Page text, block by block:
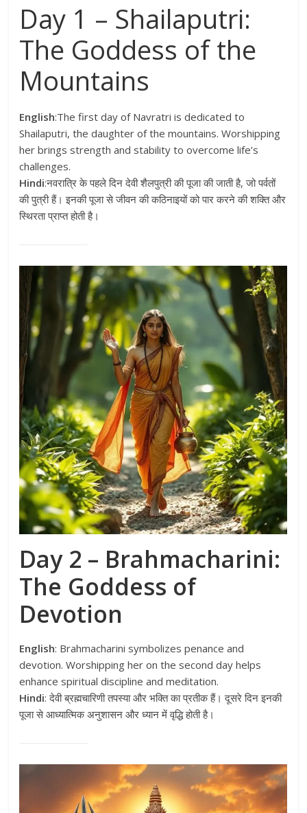
Day 1 – Shailaputri:
The Goddess of the
Mountains
English:The first day of Navratri is dedicated to
Shailaputri, the daughter of the mountains. Worshipping
her brings strength and stability to overcome life’s
challenges.
Hindi:नवरात्रि के पहले दिन देवी शैलपुत्री की पूजा की जाती है, जो पर्वतों
की पुत्री हैं। इनकी पूजा से जीवन की कठिनाइयों को पार करने की शक्ति और
स्थिरता प्राप्त होती है।
Day 2 – Brahmacharini:
The Goddess of
Devotion
English: Brahmacharini symbolizes penance and
devotion. Worshipping her on the second day helps
enhance spiritual discipline and meditation.
Hindi: देवी ब्रह्मचारिणी तपस्या और भक्ति का प्रतीक हैं। दूसरे दिन इनकी
पूजा से आध्यात्मिक अनुशासन और ध्यान में वृद्धि होती है।